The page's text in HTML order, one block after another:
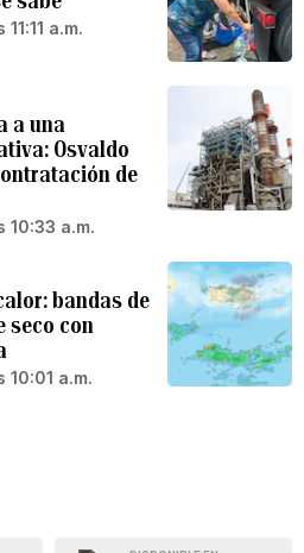
a.m.
a una
Osvaldo
de
10:33 a.m.
bandas de
seco con
a.m.